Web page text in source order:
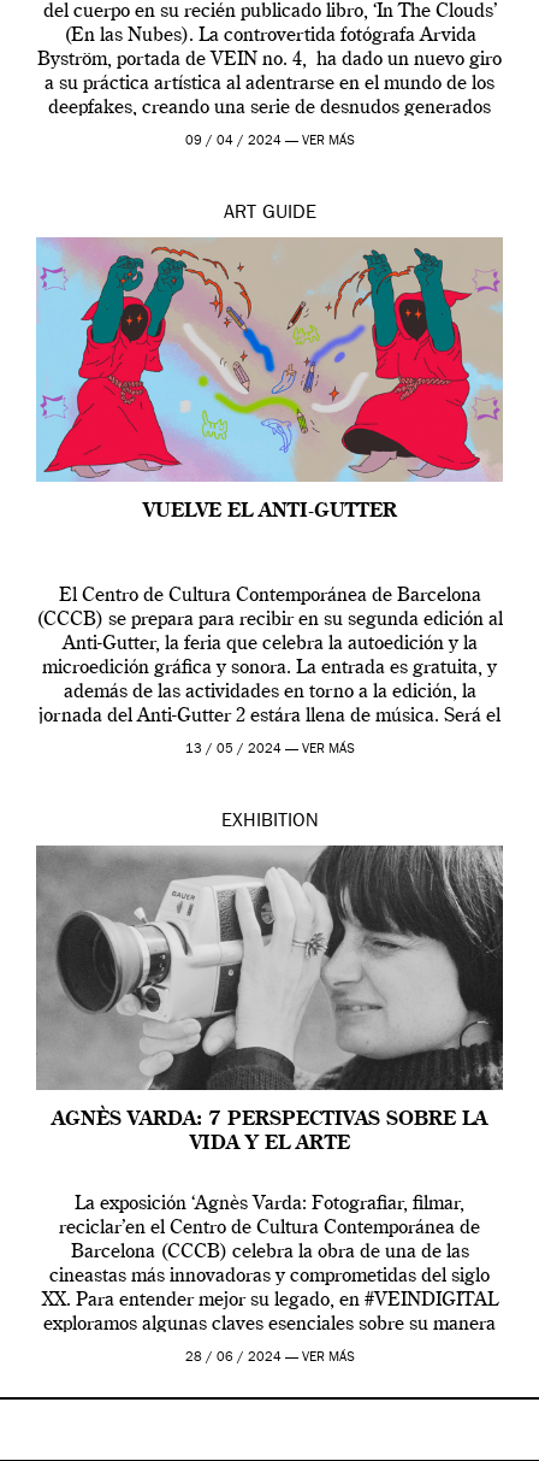
del cuerpo en su recién publicado libro, ‘In The Clouds’
(En las Nubes). La controvertida fotógrafa Arvida
Byström, portada de VEIN no. 4, ha dado un nuevo giro
a su práctica artística al adentrarse en el mundo de los
deepfakes, creando una serie de desnudos generados
por […]
09 / 04 / 2024 — VER MÁS
ART GUIDE
VUELVE EL ANTI-GUTTER
El Centro de Cultura Contemporánea de Barcelona
(CCCB) se prepara para recibir en su segunda edición al
Anti-Gutter, la feria que celebra la autoedición y la
microedición gráfica y sonora. La entrada es gratuita, y
además de las actividades en torno a la edición, la
jornada del Anti-Gutter 2 estára llena de música. Será el
[…]
13 / 05 / 2024 — VER MÁS
EXHIBITION
AGNÈS VARDA: 7 PERSPECTIVAS SOBRE LA
VIDA Y EL ARTE
La exposición ‘Agnès Varda: Fotografiar, filmar,
reciclar’en el Centro de Cultura Contemporánea de
Barcelona (CCCB) celebra la obra de una de las
cineastas más innovadoras y comprometidas del siglo
XX. Para entender mejor su legado, en #VEINDIGITAL
exploramos algunas claves esenciales sobre su manera
de entender la vida, el cine y el arte contemporáneo.
28 / 06 / 2024 — VER MÁS